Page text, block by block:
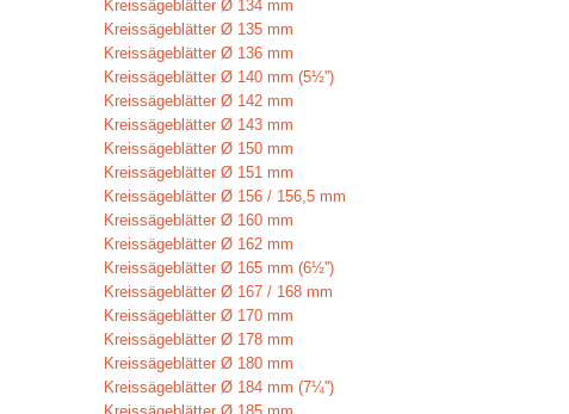
Kreissägeblätter Ø 134 mm
Kreissägeblätter Ø 135 mm
Kreissägeblätter Ø 136 mm
Kreissägeblätter Ø 140 mm (5½'')
Kreissägeblätter Ø 142 mm
Kreissägeblätter Ø 143 mm
Kreissägeblätter Ø 150 mm
Kreissägeblätter Ø 151 mm
Kreissägeblätter Ø 156 / 156,5 mm
Kreissägeblätter Ø 160 mm
Kreissägeblätter Ø 162 mm
Kreissägeblätter Ø 165 mm (6½'')
Kreissägeblätter Ø 167 / 168 mm
Kreissägeblätter Ø 170 mm
Kreissägeblätter Ø 178 mm
Kreissägeblätter Ø 180 mm
Kreissägeblätter Ø 184 mm (7¼'')